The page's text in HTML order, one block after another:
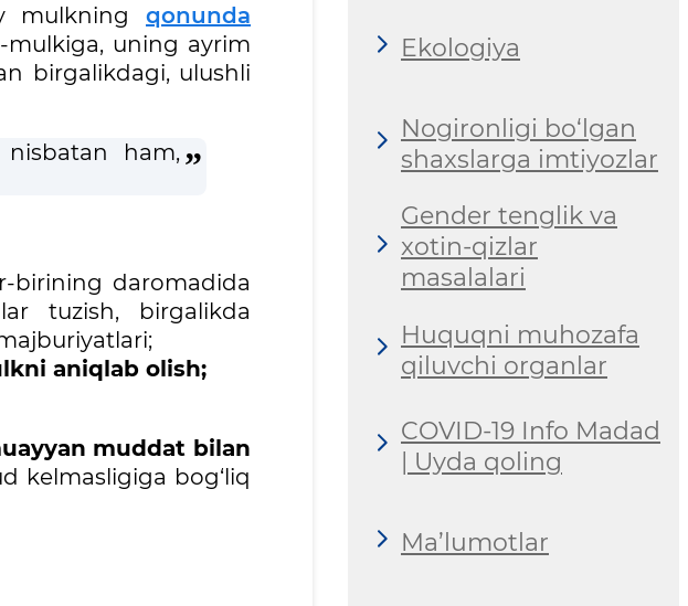
mulkning qonunda
mulkiga, uning ayrim
birgalikdagi, ulushli
ham,
birining daromadida
tuzish, birgalikda
aniqlab olish;
muddat bilan
kelmasligiga bog‘liq
Ekologiya
Nogironligi bo‘lgan
shaxslarga imtiyozlar
Gender tenglik va
xotin-qizlar
masalalari
Huquqni muhozafa
qiluvchi organlar
COVID-19 Info Madad
| Uyda qoling
Ma’lumotlar